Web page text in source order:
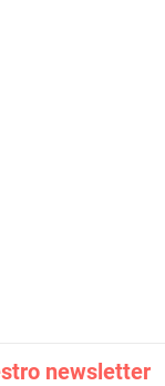
newsletter